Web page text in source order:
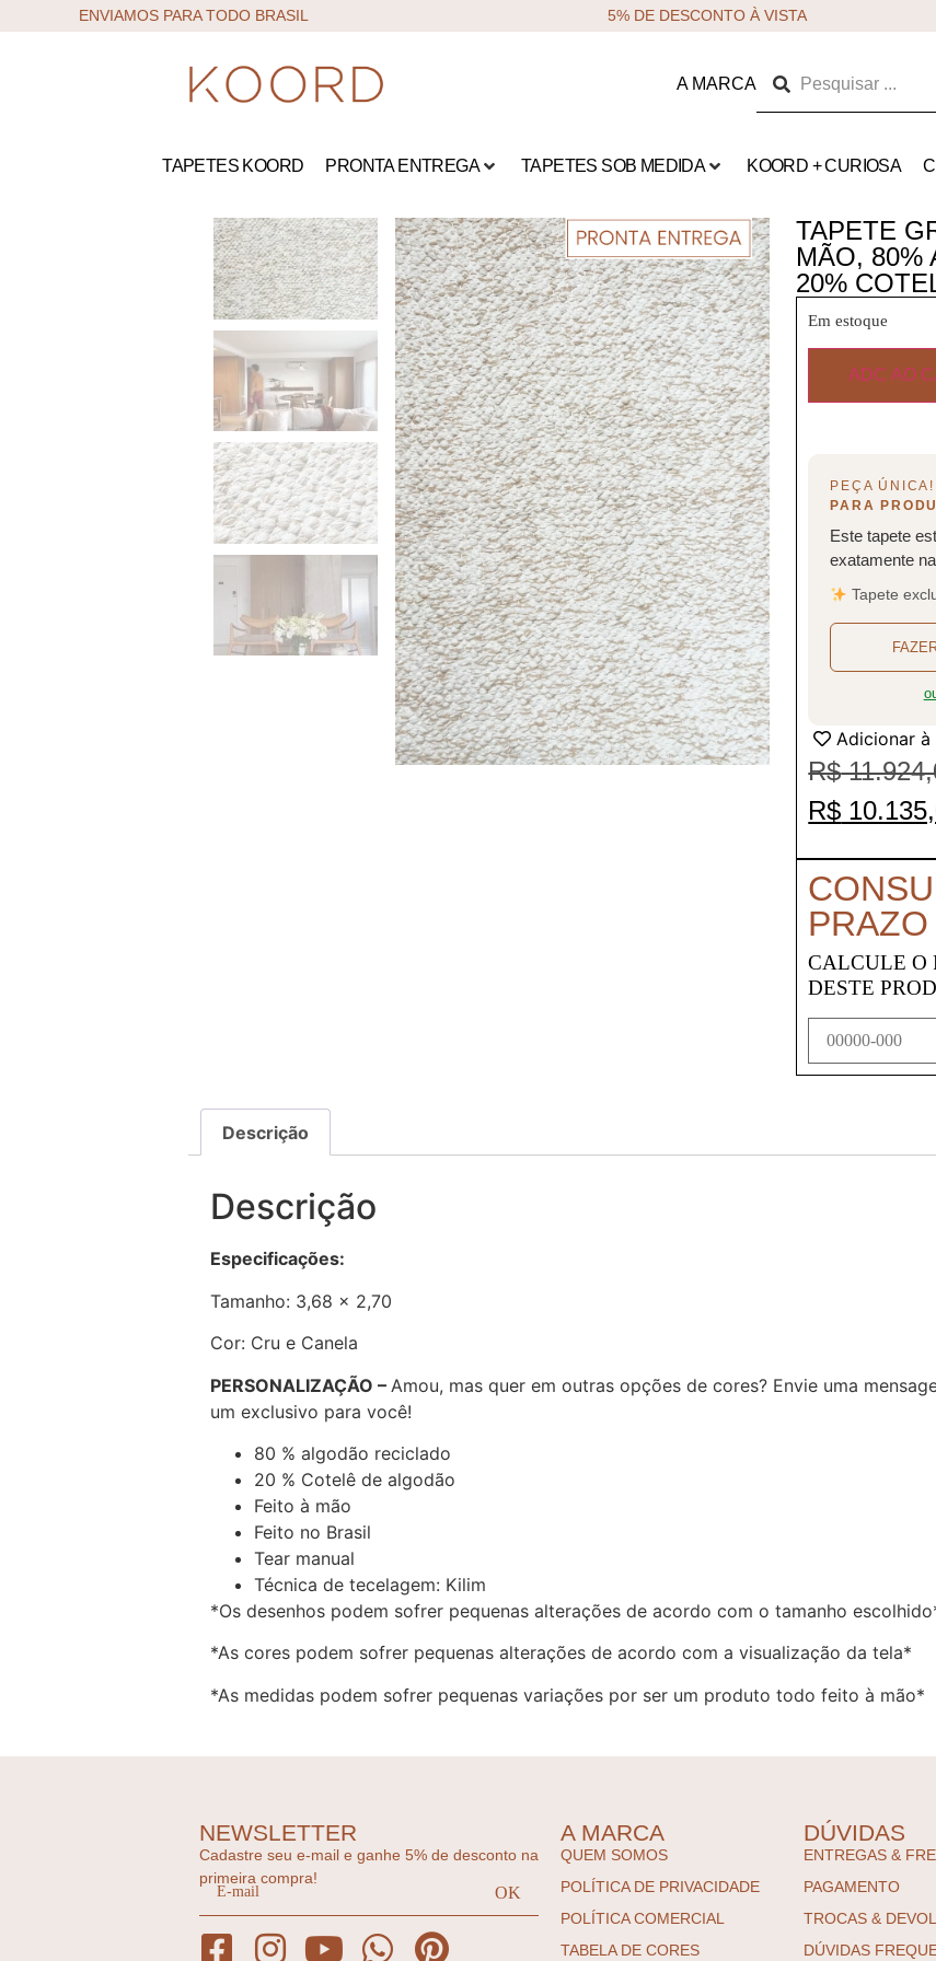
ENVIAMOS PARA TODO BRASIL 5% DE DESCONTO À VISTA
A MARCA
TAPETES KOORD PRONTA ENTREGA TAPETES SOB MEDIDA KOORD + CURIOSA
TAPETE
MÃO, 80%
20%
Em estoque
ADC AO
PEÇA ÚNICA!
PARA
Este tapete
exatamente
Tapete
Adicionar
R$
R$
CALCULE O
DESTE
Descrição
Descrição
Especificações:
Tamanho: 3,68 x 2,70
Cor: Cru e Canela
PERSONALIZAÇÃO – Amou, mas quer em outras opções de cores? Envie uma
um exclusivo para você!
80 % algodão reciclado
20 % Cotelê de algodão
Feito à mão
Feito no Brasil
Tear manual
Técnica de tecelagem: Kilim
*Os desenhos podem sofrer pequenas alterações de acordo com o tamanho
*As cores podem sofrer pequenas alterações de acordo com a visualização da tela*
*As medidas podem sofrer pequenas variações por ser um produto todo feito à mão*
NEWSLETTER
Cadastre seu e-mail e ganhe 5% de desconto na
primeira compra!
A MARCA
QUEM SOMOS
POLÍTICA DE PRIVACIDADE
POLÍTICA COMERCIAL
TABELA DE CORES
DÚVIDAS
ENTREGAS &
PAGAMENTO
TROCAS &
DÚVIDAS